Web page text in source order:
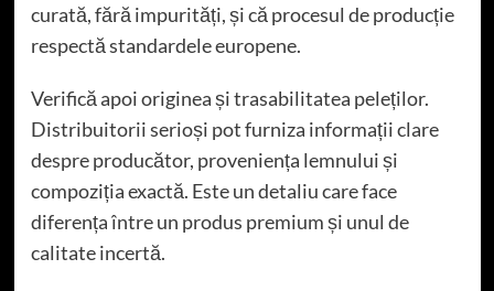
curată, fără impurități, și că procesul de producție
respectă standardele europene.
Verifică apoi originea și trasabilitatea peleților.
Distribuitorii serioși pot furniza informații clare
despre producător, proveniența lemnului și
compoziția exactă. Este un detaliu care face
diferența între un produs premium și unul de
calitate incertă.